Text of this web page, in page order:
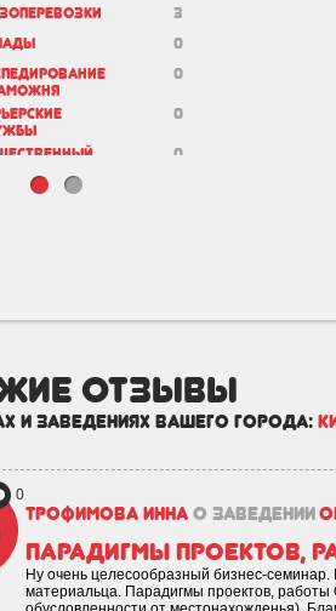
3
0
0
0
0
отзывы
и заведениях вашего города:
0
Трофимова Инна о заведении
Парадигмы проектов,
Ну очень целесообразный бизнес-
материальца. Парадигмы проектов, работы